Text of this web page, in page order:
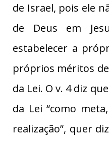
de Israel, pois ele
de Deus em
estabelecer a
próprios méritos
da Lei. O v. 4 diz
da Lei “como
realização”, quer